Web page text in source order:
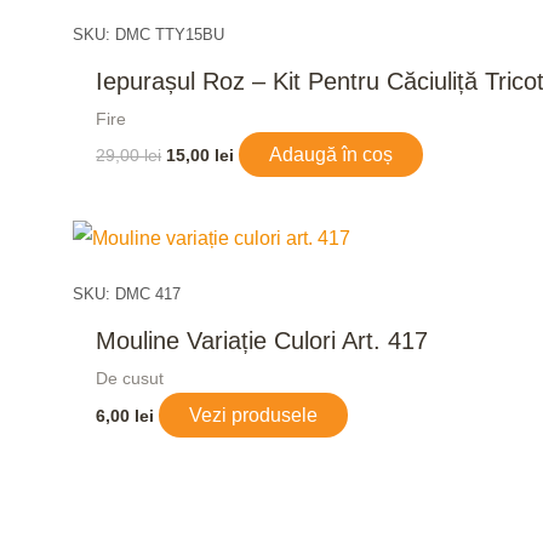
SKU: DMC TTY15BU
Iepurașul Roz – Kit Pentru Căciuliță
Fire
29,00lei 15,00 lei Adaugă în coș
SKU: DMC 417
Mouline Variație Culori Art. 417
De cusut
6,00 lei Vezi produsele